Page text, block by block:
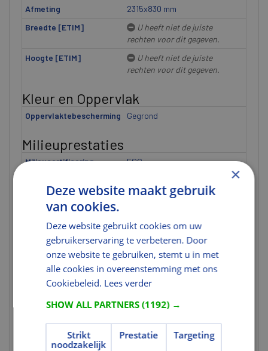
Afmeting
2315x830 mm
Breedte [ETIM]
U heeft niet de juiste
rechten voor dit gegeven.
Hoogte [ETIM]
U heeft niet de juiste
rechten voor dit gegeven.
Kleur en Oppervlak
Oppervlaktebescherming Gegrond
Milieuprestaties
Milieucertificering
FSC
rechten voor dit gegeven.
Normering en certificering
FSC Codering FSC 100%
Tekst
Uitgebreide toelichting 1
Skantrae introduceert een
genaamd 'Skantrae Nova',
Deze voordeuren hebben
een moderne en strakke
×
Deze website maakt gebruik
van cookies.
Deze website gebruikt cookies om uw
gebruikerservaring te verbeteren. Door
onze website te gebruiken, stemt u in met
alle cookies in overeenstemming met ons
Cookiebeleid. Lees verder
SHOW ALL PARTNERS(1192) →
Strikt
noodzakelijk
Prestatie Targeting